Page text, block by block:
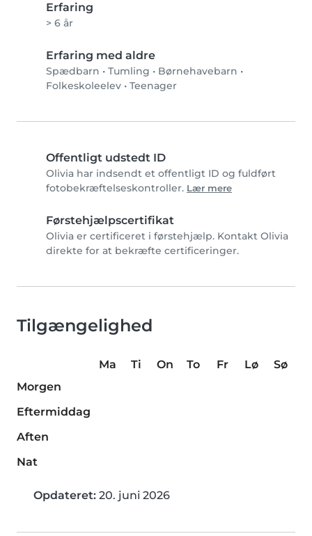
Erfaring
> 6 år
Erfaring med aldre
Spædbarn • Tumling • Børnehavebarn •
Folkeskoleelev • Teenager
Offentligt udstedt ID
Olivia har indsendt et offentligt ID og fuldført
fotobekræftelseskontroller. Lær mere
Førstehjælpscertifikat
Olivia er certificeret i førstehjælp. Kontakt Olivia
direkte for at bekræfte certificeringer.
Tilgængelighed
Ma Ti On To Fr Lø
Sø
Morgen
Eftermiddag
Aften
Nat
Opdateret: 20. juni 2026